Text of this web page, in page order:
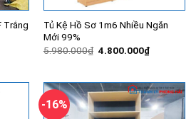
Trắng
Tủ Kệ Hồ Sơ 1m6 Nhiều Ngăn
Mới 99%
5.980.000₫ Giá
4.800.000₫Giá
hiện
-16%